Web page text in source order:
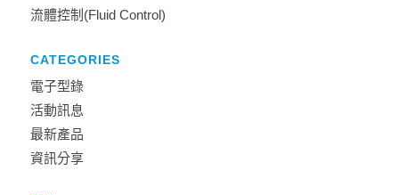
流體控制(Fluid Control)
CATEGORIES
電子型錄
活動訊息
最新產品
資訊分享